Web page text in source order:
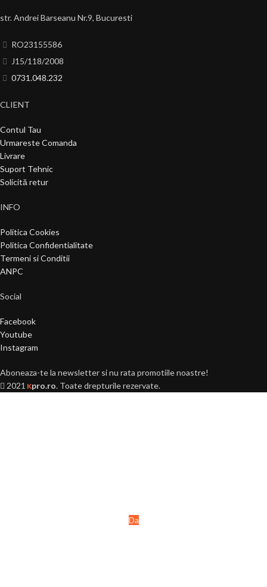
str. Andrei Barseanu Nr.9, Bucuresti
RO23155586
J15/118/2008
0731.048.232
CLIENT
Contul Tau
Urmareste Comanda
Livrare
Suport Tehnic
Solicită retur
INFO
Politica Cookies
Politica Confidentialitate
Termeni si Conditii
ANPC
Social
Facebook
Youtube
Instagram
Aboneaza-te la newsletter si nu rata promotiile noastre!
2021 Kpro.ro. Toate drepturile rezervate.
Da